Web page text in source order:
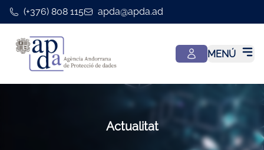
(+376) 808 115 apda@apda.ad
MENÚ
Actualitat